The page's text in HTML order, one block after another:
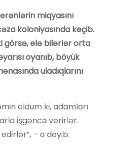
miqyasını
koloniyasında keçib.
görsə, elə bilərlər orta
oyanıb, böyük
uladıqlarını
oldum ki, adamları
işgəncə verirlər.
– o deyib.